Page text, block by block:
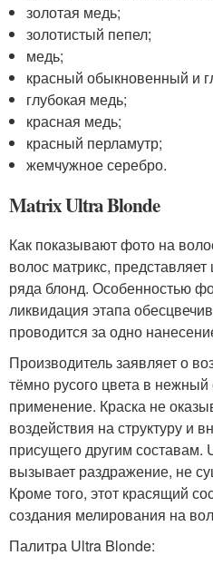
золотая медь;
золотистый пепел;
медь;
красный обыкновенный и
глубокая медь;
красная медь;
красный перламутр;
жемчужное серебро.
Matrix Ultra Blonde
Как показывают фото на
волос матрикс,
ряда блонд. Особенностью
ликвидация этапа
проводится за одно
Производитель заявляет о
тёмно русого цвета в нежный
применение. Краска не
воздействия на структуру и
присущего другим составам.
вызывает раздражение, не
Кроме того, этот красящий
создания мелирования на
Палитра Ultra Blonde: